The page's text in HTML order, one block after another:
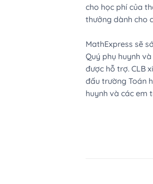
cho học phí của
thưởng dành cho
MathExpress sẽ
Quý phụ huynh
được hỗ trợ. CLB
đấu trường Toán
huynh và các em